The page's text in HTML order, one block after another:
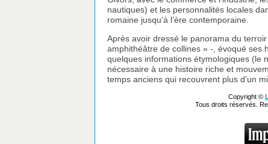
nautiques) et les personnalités locales
romaine jusqu’à l’ère contemporaine.
Après avoir dressé le panorama du
amphithéâtre de collines » -, évoqué ses
quelques informations étymologiques (le
nécessaire à une histoire riche et
temps anciens qui recouvrent plus d’un
Copyright ©
Tous droits réservés.